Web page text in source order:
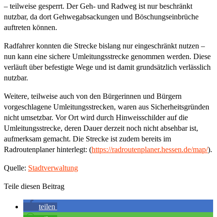
– teilweise gesperrt. Der Geh- und Radweg ist nur beschränkt
nutzbar, da dort Gehwegabsackungen und Böschungseinbrüche
auftreten können.
Radfahrer konnten die Strecke bislang nur eingeschränkt nutzen –
nun kann eine sichere Umleitungsstrecke genommen werden. Diese
verläuft über befestigte Wege und ist damit grundsätzlich verlässlich
nutzbar.
Weitere, teilweise auch von den Bürgerinnen und Bürgern
vorgeschlagene Umleitungsstrecken, waren aus Sicherheitsgründen
nicht umsetzbar. Vor Ort wird durch Hinweisschilder auf die
Umleitungsstrecke, deren Dauer derzeit noch nicht absehbar ist,
aufmerksam gemacht. Die Strecke ist zudem bereits im
Radroutenplaner hinterlegt: (https://radroutenplaner.hessen.de/map/).
Quelle: Stadtverwaltung
Teile diesen Beitrag
teilen